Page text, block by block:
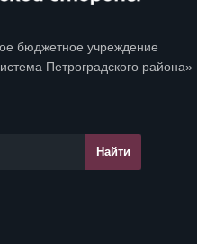
бюджетное учреждение
Петроградского района»